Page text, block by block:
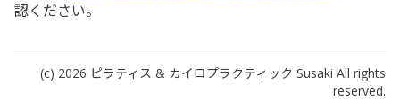
認ください。
(c) 2026 ピラティス & カイロプラクティック Susaki All rights
reserved.